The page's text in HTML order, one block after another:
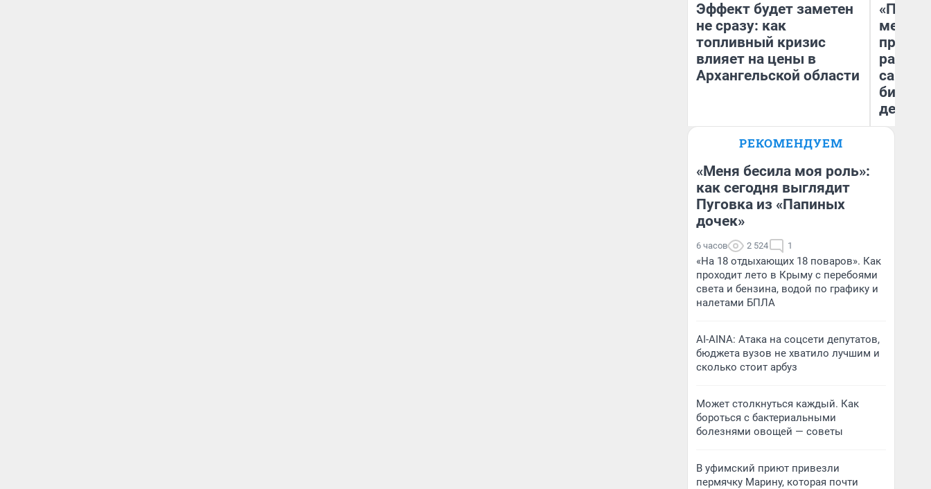
Эффект будет заметен
не сразу: как
топливный кризис
влияет на цены в
Архангельской области
Дмитрий Алексеев
самом
РЕКОМЕНДУЕМ
«Меня бесила моя роль»:
как сегодня выглядит
Пуговка из «Папиных
дочек»
6 часов 2 524 1
«На 18 отдыхающих 18 поваров». Как
проходит лето в Крыму с перебоями
света и бензина, водой по графику и
налетами БПЛА
AI-AINA: Атака на соцсети депутатов,
бюджета вузов не хватило лучшим и
сколько стоит арбуз
Может столкнуться каждый. Как
бороться с бактериальными
болезнями овощей — советы
В уфимский приют привезли
пермячку Марину, которая почти